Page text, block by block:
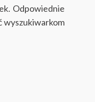
Odpowiednie
wyszukiwarkom